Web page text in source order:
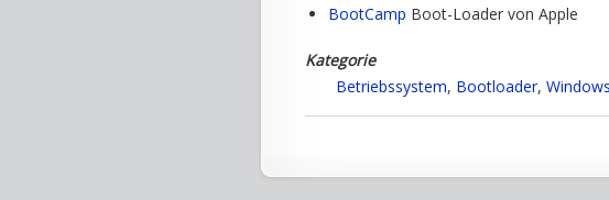
BootCamp Boot-Loader von Apple
Kategorie
Betriebssystem, Bootloader, Windows